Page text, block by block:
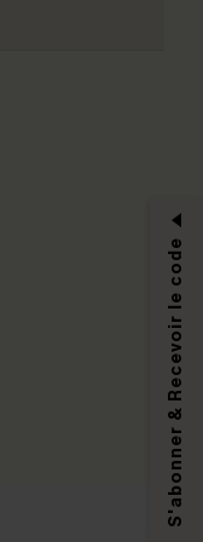
S'abonner & Recevoir le code